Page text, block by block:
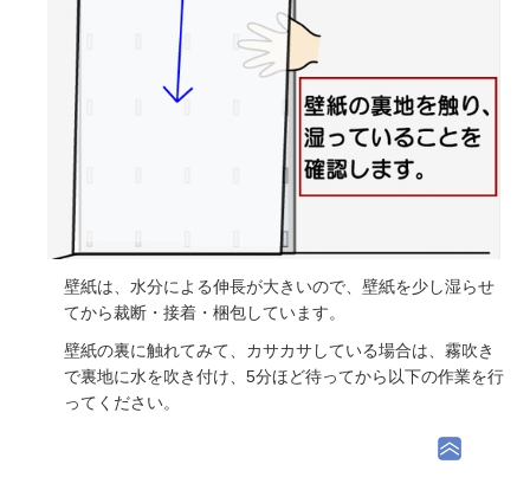
壁紙は、水分による伸長が大きいので、壁紙を少し湿らせ
てから裁断・接着・梱包しています。
壁紙の裏に触れてみて、カサカサしている場合は、霧吹き
で裏地に水を吹き付け、5分ほど待ってから以下の作業を行
ってください。